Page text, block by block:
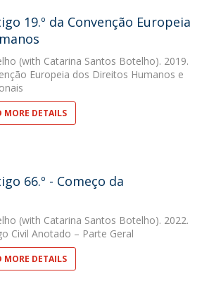
19.º da Convenção Europeia
(with Catarina Santos Botelho). 2019.
Europeia dos Direitos Humanos e
DETAILS
66.º - Começo da
(with Catarina Santos Botelho). 2022.
Civil Anotado – Parte Geral
DETAILS